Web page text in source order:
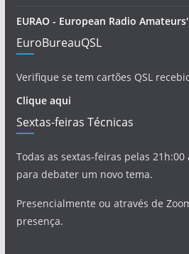
EURAO - European Radio
EuroBureauQSL
Verifique se tem cartões QSL
Clique aqui
Sextas-feiras Técnicas
Todas as sextas-feiras pelas 21h:00
para debater um novo tema.
Presencialmente ou através de
presença.